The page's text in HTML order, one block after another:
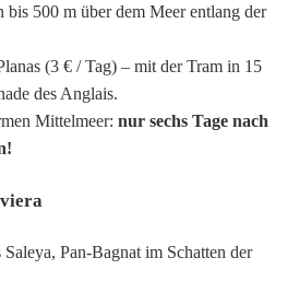
bis 500 m über dem Meer entlang der
(3 € / Tag) – mit der Tram in 15
des Anglais.
Mittelmeer: nur sechs Tage nach
Pan-Bagnat im Schatten der